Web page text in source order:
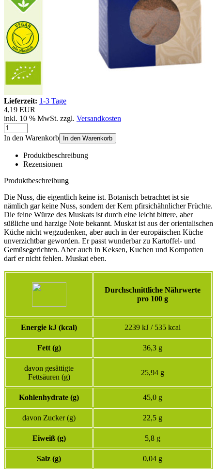
Lieferzeit: 1-3 Tage
4,19 EUR
inkl. 10 % MwSt. zzgl. Versandkosten
In den Warenkorb In den Warenkorb
Produktbeschreibung
Rezensionen
Produktbeschreibung
Die Nuss, die eigentlich keine ist. Botanisch betrachtet ist sie
nämlich gar keine Nuss, sondern der Kern pfirsichähnlicher Früchte.
Die feine Würze des Muskats ist durch eine leicht bittere, aber
süßliche und harzige Note bekannt. Muskat ist aus der orientalischen
Küche nicht wegzudenken, aber auch in der europäischen Küche
unverzichtbar geworden. Er passt wunderbar zu Kartoffel- und
Gemüsegerichten. Aber auch in Keksen, Kuchen und Kompotten
darf er nicht fehlen. Muskat eben.
Durchschnittliche Nährwerte
pro 100 g
Energie kJ (kcal) 2239 kJ / 535 kcal
Fett (g) 36,3 g
davon gesättigte
Fettsäuren (g)
25,94 g
Kohlenhydrate (g) 45,0 g
davon Zucker (g) 22,5 g
Eiweiß (g) 5,8 g
Salz (g)
0,04 g